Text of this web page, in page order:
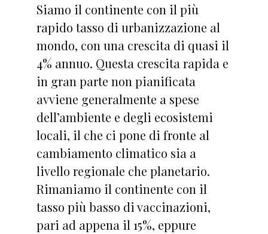
Siamo il continente con il più
rapido tasso di urbanizzazione al
mondo, con una crescita di quasi il
4% annuo. Questa crescita rapida e
in gran parte non pianificata
avviene generalmente a spese
dell’ambiente e degli ecosistemi
locali, il che ci pone di fronte al
cambiamento climatico sia a
livello regionale che planetario.
Rimaniamo il continente con il
tasso più basso di vaccinazioni,
pari ad appena il 15%, eppure